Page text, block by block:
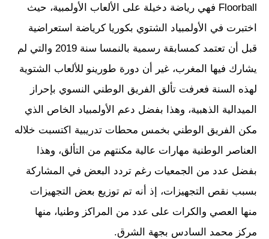
Floorball فهي رياضة دخيلة على الألعاب الأولمبية، حيث
اختبرت في الأولمبياد الشتوي بكوريا كرياضة استعراضية
قبل أن تعتمد كمسابقة رسمية بالنمسا سنة 2019 والتي لم
يشارك فيها المغرب، غير أن دورة طورينو للألعاب الشتوية
لهذه السنة فعرفت تألق الفريق الوطني النسوي بإحراز
الميدالية الذهبية، وهذا بفضل دعم الأولمبياد الخاص الذي
مكن الفريق الوطني بخمس محطات تدريبية اكتسبت خلاله
العناصر الوطنية مهارات عالية مكنتهم من التألق، وهذا
بفضل عدد من الجمعيات رغم تردد البعض في المشاركة
بسبب نقص التجهيزات، إذ أنه تم توزيع بعض التجهيزات
منها العصي والكرات على عدد من المراكز وطنيا، منها
مركز محمد السادس بجهة الشرق.